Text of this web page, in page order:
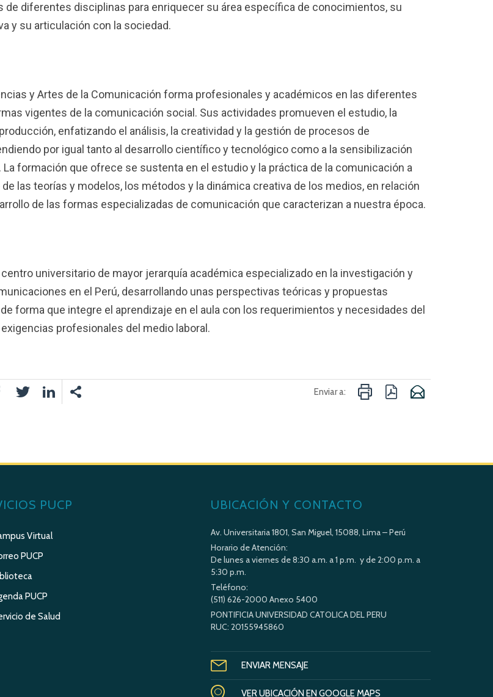
de diferentes disciplinas para enriquecer su área específica de conocimientos, su
y su articulación con la sociedad.
y Artes de la Comunicación forma profesionales y académicos en las diferentes
vigentes de la comunicación social. Sus actividades promueven el estudio, la
enfatizando el análisis, la creatividad y la gestión de procesos de
por igual tanto al desarrollo científico y tecnológico como a la sensibilización
formación que ofrece se sustenta en el estudio y la práctica de la comunicación a
las teorías y modelos, los métodos y la dinámica creativa de los medios, en relación
de las formas especializadas de comunicación que caracterizan a nuestra época.
universitario de mayor jerarquía académica especializado en la investigación y
en el Perú, desarrollando unas perspectivas teóricas y propuestas
forma que integre el aprendizaje en el aula con los requerimientos y necesidades del
profesionales del medio laboral.
Enviar a:
PUCP
Virtual
PUCP
PUCP
de Salud
UBICACIÓN Y CONTACTO
Av. Universitaria 1801, San Miguel, 15088, Lima – Perú
Horario de Atención:
De lunes a viernes de 8:30 a.m. a 1 p.m. y de 2:00 p.m. a
5:30 p.m.
Teléfono:
(511) 626-2000 Anexo 5400
PONTIFICIA UNIVERSIDAD CATOLICA DEL PERU
RUC: 20155945860
ENVIAR MENSAJE
VER UBICACIÓN EN GOOGLE MAPS